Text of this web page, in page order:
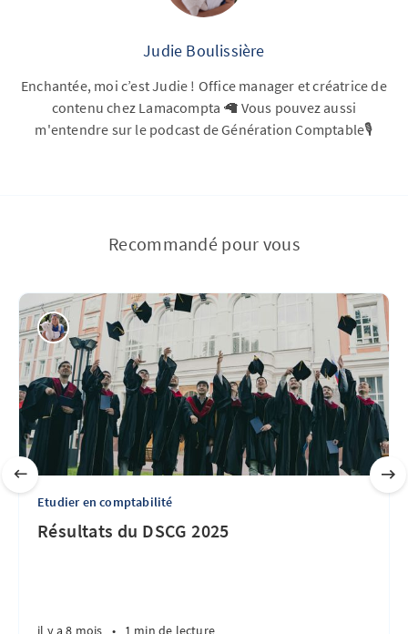
Judie Boulissière
Enchantée, moi c’est Judie ! Office manager et créatrice de
contenu chez Lamacompta 🦙 Vous pouvez aussi
m'entendre sur le podcast de Génération Comptable🎙️
Recommandé pour vous
Etudier en comptabilité
Résultats du DSCG 2025
il y a 8 mois • 1 min de lecture